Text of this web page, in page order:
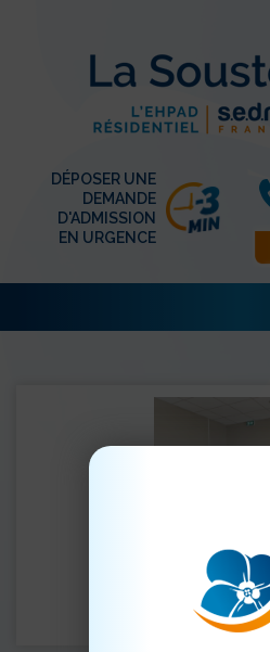
DÉPOSER UNE
DEMANDE
D'ADMISSION
EN URGENCE